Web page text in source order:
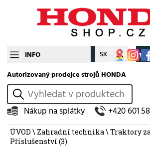
INFO CZ SK Můj
Autorizovaný prodejce strojů HONDA
vyhledat
Nákup na splátky +420 601
ÚVOD \ Zahradní technika\Traktory
Příslušenství (3)